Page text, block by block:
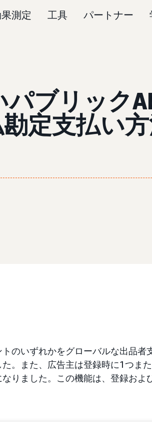
測定 工具 パートナー
ブリック
定支払い
のいずれかをグローバルな出品者
。また、広告主は登録時に1つま
りました。この機能は、登録およ